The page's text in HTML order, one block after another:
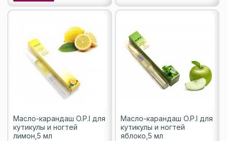
Масло-карандаш O.P.I для
кутикулы и ногтей
лимон,5 мл
Масло-карандаш O.P.I для
кутикулы и ногтей
яблоко,5 мл